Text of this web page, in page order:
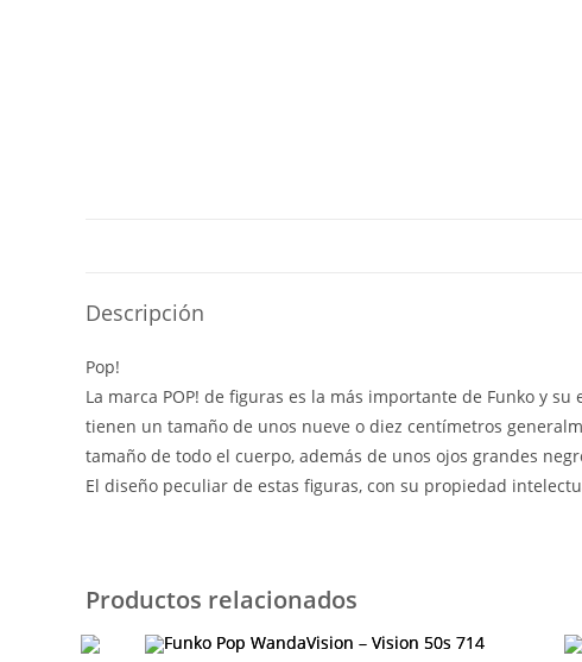
Descripción
Pop!
La marca POP! de figuras es la más importante de Funko y
tienen un tamaño de unos nueve o diez centímetros
tamaño de todo el cuerpo, además de unos ojos grandes
El diseño peculiar de estas figuras, con su propiedad
Productos relacionados